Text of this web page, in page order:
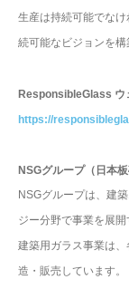
生産は持続可能でな
続可能なビジョンを構
ResponsibleGlass ウ
https://
NSGグループ（日本
NSGグループは、建
ジー分野で事業を展
建築用ガラス事業は
造・販売しています。